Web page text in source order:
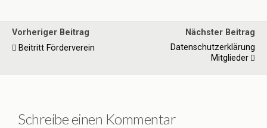
Vorheriger Beitrag
Beitritt Förderverein
Nächster Beitrag
Datenschutzerklärung
Mitglieder
Schreibe einen Kommentar